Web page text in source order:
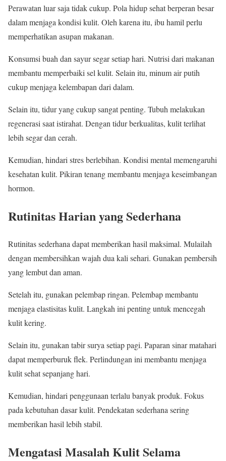
Perawatan luar saja tidak cukup. Pola hidup sehat berperan besar
dalam menjaga kondisi kulit. Oleh karena itu, ibu hamil perlu
memperhatikan asupan makanan.
Konsumsi buah dan sayur segar setiap hari. Nutrisi dari makanan
membantu memperbaiki sel kulit. Selain itu, minum air putih
cukup menjaga kelembapan dari dalam.
Selain itu, tidur yang cukup sangat penting. Tubuh melakukan
regenerasi saat istirahat. Dengan tidur berkualitas, kulit terlihat
lebih segar dan cerah.
Kemudian, hindari stres berlebihan. Kondisi mental memengaruhi
kesehatan kulit. Pikiran tenang membantu menjaga keseimbangan
hormon.
Rutinitas Harian yang Sederhana
Rutinitas sederhana dapat memberikan hasil maksimal. Mulailah
dengan membersihkan wajah dua kali sehari. Gunakan pembersih
yang lembut dan aman.
Setelah itu, gunakan pelembap ringan. Pelembap membantu
menjaga elastisitas kulit. Langkah ini penting untuk mencegah
kulit kering.
Selain itu, gunakan tabir surya setiap pagi. Paparan sinar matahari
dapat memperburuk flek. Perlindungan ini membantu menjaga
kulit sehat sepanjang hari.
Kemudian, hindari penggunaan terlalu banyak produk. Fokus
pada kebutuhan dasar kulit. Pendekatan sederhana sering
memberikan hasil lebih stabil.
Mengatasi Masalah Kulit Selama